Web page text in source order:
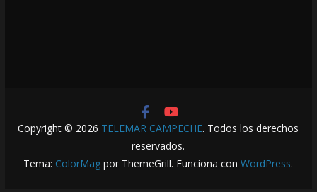
Copyright © 2026 TELEMAR CAMPECHE. Todos los derechos
reservados.
Tema: ColorMag por ThemeGrill. Funciona conWordPress.